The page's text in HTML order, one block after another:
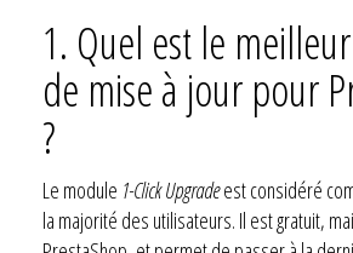
1. Quel est le
de mise à jour pour
?
Le module 1-Click Upgradeest considéré
la majorité des utilisateurs. Il est gratuit,